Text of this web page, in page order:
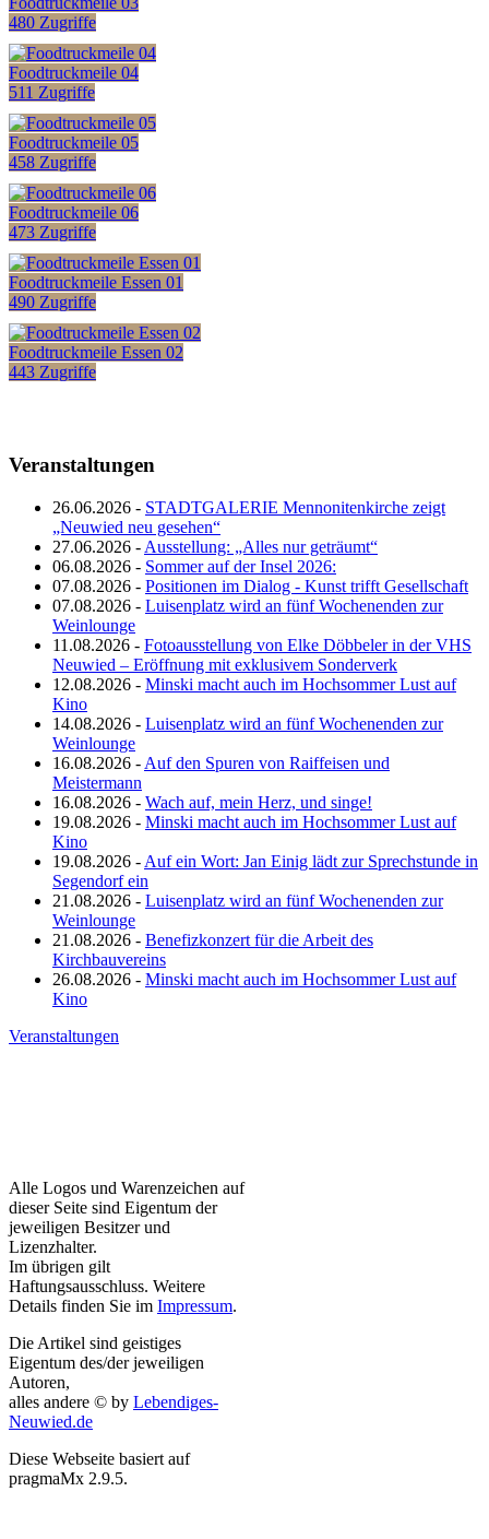
480 Zugriffe
Foodtruckmeile 04
511 Zugriffe
Foodtruckmeile 05
458 Zugriffe
Foodtruckmeile 06
473 Zugriffe
Foodtruckmeile Essen 01
490 Zugriffe
Foodtruckmeile Essen 02
443 Zugriffe
Veranstaltungen
26.06.2026 - STADTGALERIE Mennonitenkirche zeigt
„Neuwied neu gesehen“
27.06.2026 - Ausstellung: „Alles nur geträumt“
06.08.2026 - Sommer auf der Insel 2026:
07.08.2026 - Positionen im Dialog - Kunst trifft Gesellschaft
07.08.2026 - Luisenplatz wird an fünf Wochenenden zur
Weinlounge
11.08.2026 - Fotoausstellung von Elke Döbbeler in der VHS
Neuwied – Eröffnung mit exklusivem Sonderverk
12.08.2026 - Minski macht auch im Hochsommer Lust auf
Kino
14.08.2026 - Luisenplatz wird an fünf Wochenenden zur
Weinlounge
16.08.2026 - Auf den Spuren von Raiffeisen und
Meistermann
16.08.2026 - Wach auf, mein Herz, und singe!
19.08.2026 - Minski macht auch im Hochsommer Lust auf
Kino
19.08.2026 - Auf ein Wort: Jan Einig lädt zur Sprechstunde in
Segendorf ein
21.08.2026 - Luisenplatz wird an fünf Wochenenden zur
Weinlounge
21.08.2026 - Benefizkonzert für die Arbeit des
Kirchbauvereins
26.08.2026 - Minski macht auch im Hochsommer Lust auf
Kino
Veranstaltungen
Alle Logos und Warenzeichen auf
dieser Seite sind Eigentum der
jeweiligen Besitzer und
Lizenzhalter.
Im übrigen gilt
Haftungsausschluss. Weitere
Details finden Sie im Impressum.
Die Artikel sind geistiges
Eigentum des/der jeweiligen
Autoren,
alles andere © by Lebendiges-
Neuwied.de
Diese Webseite basiert auf
pragmaMx 2.9.5.